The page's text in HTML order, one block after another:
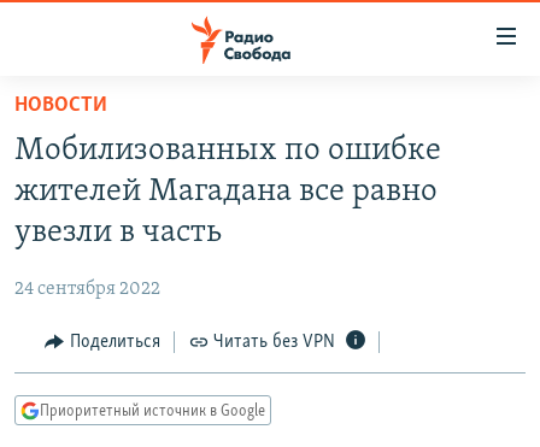
упрощенного
доступа
основному
Вернутся
Вернутся
ПРОГРАММЫ
МНЕНИЯ
КУЛЬТУРА
КАВКАЗ.РЕАЛИИ
НОВОСТИ
Мобилизованных по ошибке
жителей Магадана все равно
увезли в часть
24 сентября 2022
Поделиться Читать без VPN
Приоритетный источник в Google